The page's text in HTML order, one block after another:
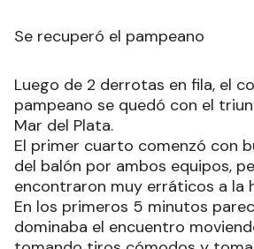
Se recuperó el pampeano
Luego de 2 derrotas en fila, el
pampeano se quedó con el
Mar del Plata.
El primer cuarto comenzó con
del balón por ambos equipos,
encontraron muy erráticos a la
En los primeros 5 minutos
dominaba el encuentro